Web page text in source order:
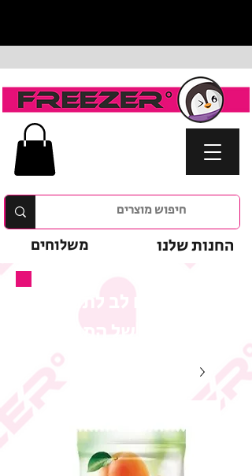
החנות שלנו משלוחים
המבצע של המוצר